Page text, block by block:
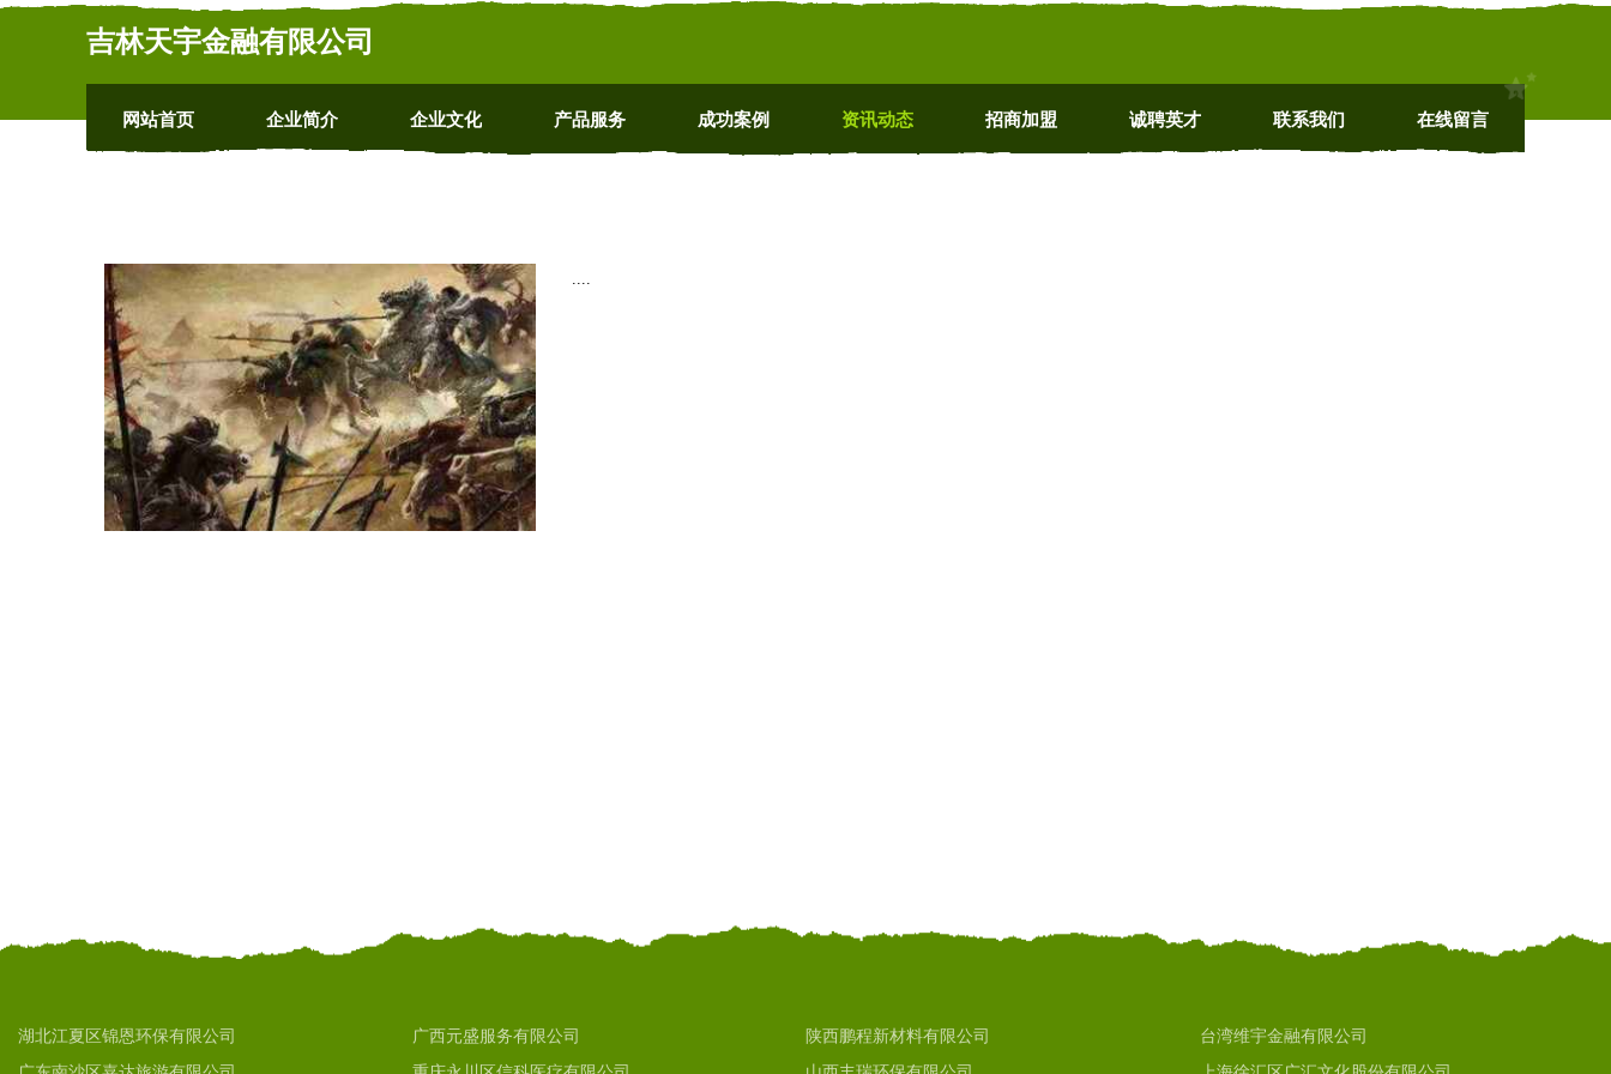
吉林天宇金融有限公司
网站首页 企业简介 企业文化 产品服务 成功案例 资讯动态 招商加盟 诚聘英才 联系我们 在线留言
....
湖北江夏区锦恩环保有限公司 广西元盛服务有限公司 陕西鹏程新材料有限公司
台湾维宇金融有限公司